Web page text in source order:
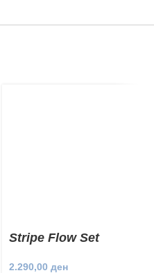
Stripe Flow Set
2.290,00 ден